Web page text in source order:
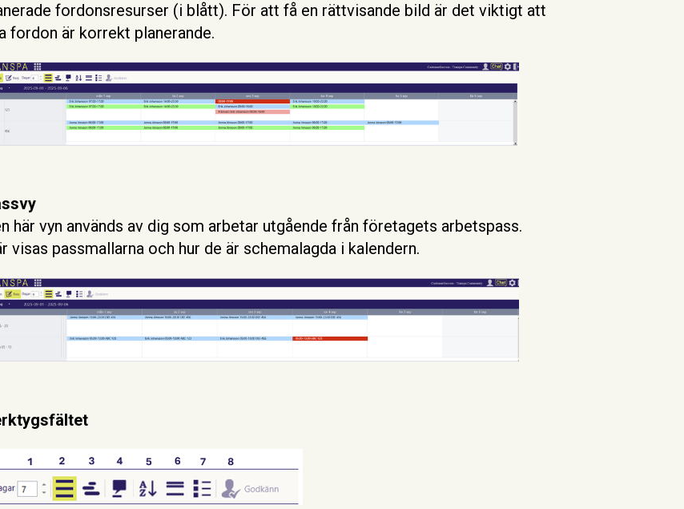
fordonsresurser (i blått). För att få en rättvisande bild är det viktigt att
fordon är korrekt planerande.
här vyn används av dig som arbetar utgående från företagets arbetspass.
visas passmallarna och hur de är schemalagda i kalendern.